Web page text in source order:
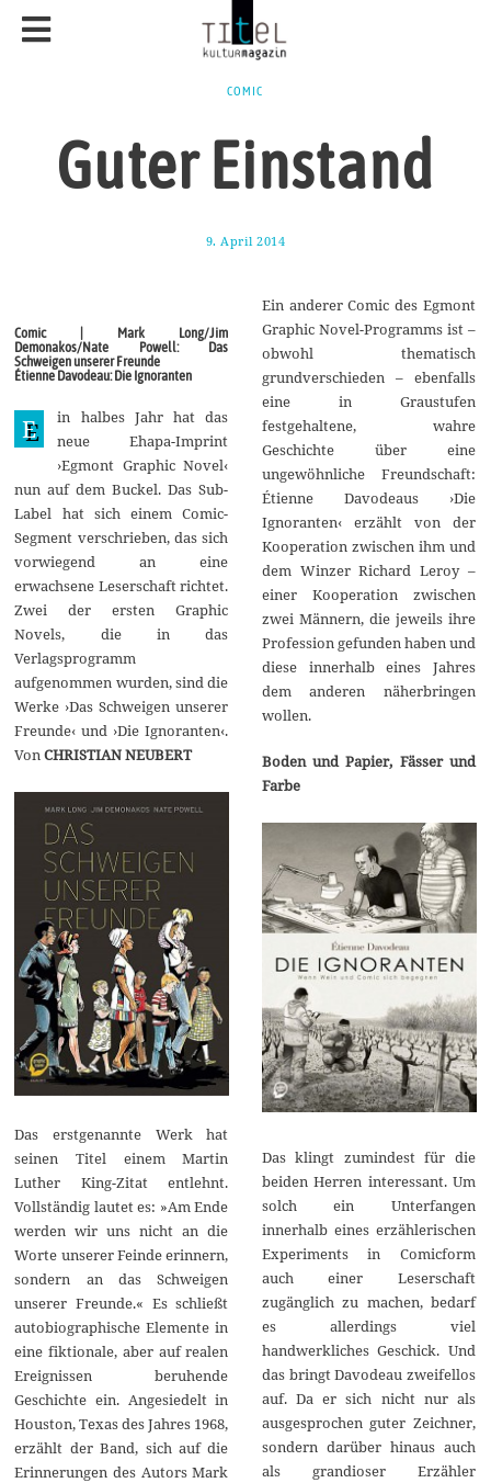
COMIC
Guter Einstand
9. April 2014
p
i
l
2
0
1
4
Comic | Mark Long/Jim
Demonakos/Nate Powell: Das
Schweigen unserer Freunde
Étienne Davodeau: Die Ignoranten
E
in halbes Jahr hat das
neue Ehapa-Imprint
›Egmont Graphic Novel‹
nun auf dem Buckel. Das Sub-
Label hat sich einem Comic-
Segment verschrieben, das sich
vorwiegend an eine
erwachsene Leserschaft richtet.
Zwei der ersten Graphic
Novels, die in das
Verlagsprogramm
aufgenommen wurden, sind die
Werke ›Das Schweigen unserer
Freunde‹ und ›Die Ignoranten‹.
VonCHRISTIAN NEUBERT
Das erstgenannte Werk hat
seinen Titel einem Martin
Luther King-Zitat entlehnt.
Vollständig lautet es: »Am Ende
werden wir uns nicht an die
Worte unserer Feinde erinnern,
sondern an das Schweigen
unserer Freunde.« Es schließt
autobiographische Elemente in
eine fiktionale, aber auf realen
Ereignissen beruhende
Geschichte ein. Angesiedelt in
Houston, Texas des Jahres 1968,
erzählt der Band, sich auf die
Erinnerungen des Autors Mark
Ein anderer Comic des Egmont
Graphic Novel-Programms ist –
obwohl thematisch
grundverschieden – ebenfalls
eine in Graustufen
festgehaltene, wahre
Geschichte über eine
ungewöhnliche Freundschaft:
Étienne Davodeaus ›Die
Ignoranten‹ erzählt von der
Kooperation zwischen ihm und
dem Winzer Richard Leroy –
einer Kooperation zwischen
zwei Männern, die jeweils ihre
Profession gefunden haben und
diese innerhalb eines Jahres
dem anderen näherbringen
wollen.
Boden und Papier, Fässer und
Farbe
Das klingt zumindest für die
beiden Herren interessant. Um
solch ein Unterfangen
innerhalb eines erzählerischen
Experiments in Comicform
auch einer Leserschaft
zugänglich zu machen, bedarf
es allerdings viel
handwerkliches Geschick. Und
das bringt Davodeau zweifellos
auf. Da er sich nicht nur als
ausgesprochen guter Zeichner,
sondern darüber hinaus auch
als grandioser Erzähler